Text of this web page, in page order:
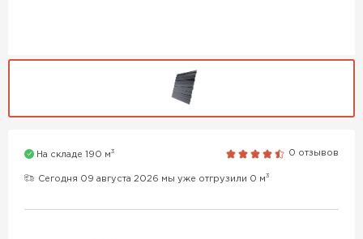
На складе 190 м3 0 отзывов
Сегодня 09 августа 2026 мы уже отгрузили 0 м3